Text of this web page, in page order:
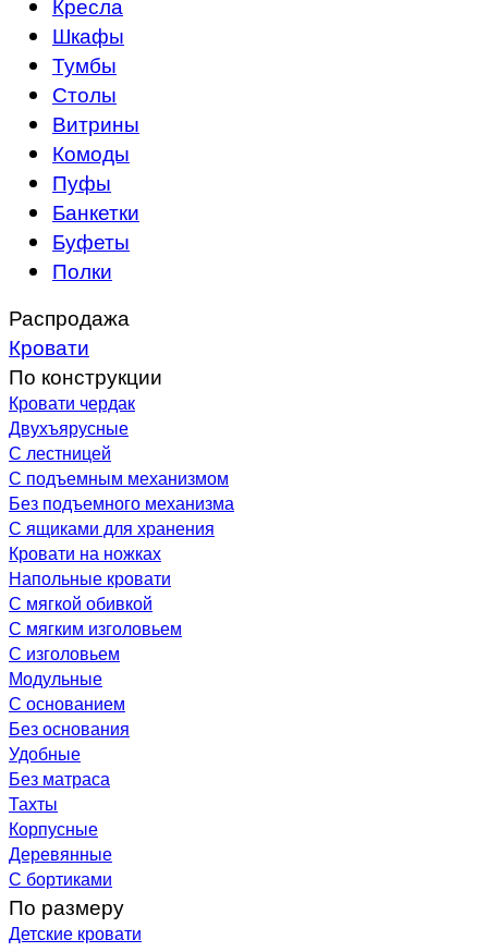
Шкафы
Тумбы
Столы
Витрины
Комоды
Пуфы
Банкетки
Буфеты
Полки
Распродажа
Кровати
По конструкции
Кровати чердак
Двухъярусные
С лестницей
С подъемным механизмом
Без подъемного механизма
С ящиками для хранения
Кровати на ножках
Напольные кровати
С мягкой обивкой
С мягким изголовьем
С изголовьем
Модульные
С основанием
Без основания
Удобные
Без матраса
Тахты
Корпусные
Деревянные
С бортиками
По размеру
Детские кровати